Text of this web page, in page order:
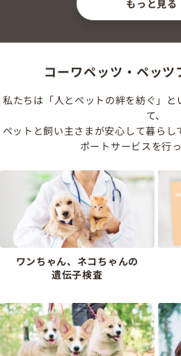
もっと見る
コーワペッツ・ペッ
私たちは「人とペットの絆を紡ぐ」と
て、
ペットと飼い主さまが安心して暮ら
ポートサービスを行っ
ワンちゃん、ネコちゃんの
遺伝子検査